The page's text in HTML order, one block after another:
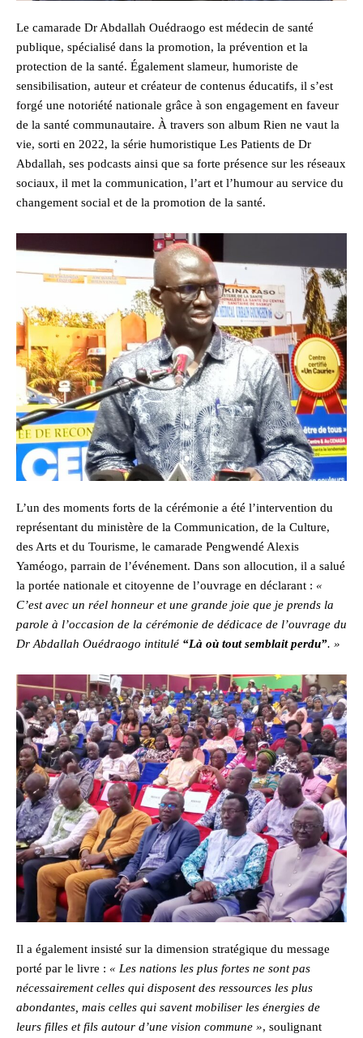
Le camarade Dr Abdallah Ouédraogo est médecin de santé
publique, spécialisé dans la promotion, la prévention et la
protection de la santé. Également slameur, humoriste de
sensibilisation, auteur et créateur de contenus éducatifs, il s’est
forgé une notoriété nationale grâce à son engagement en faveur
de la santé communautaire. À travers son album Rien ne vaut la
vie, sorti en 2022, la série humoristique Les Patients de Dr
Abdallah, ses podcasts ainsi que sa forte présence sur les réseaux
sociaux, il met la communication, l’art et l’humour au service du
changement social et de la promotion de la santé.
L’un des moments forts de la cérémonie a été l’intervention du
représentant du ministère de la Communication, de la Culture,
des Arts et du Tourisme, le camarade Pengwendé Alexis
Yaméogo, parrain de l’événement. Dans son allocution, il a salué
la portée nationale et citoyenne de l’ouvrage en déclarant : «
C’est avec un réel honneur et une grande joie que je prends la
parole à l’occasion de la cérémonie de dédicace de l’ouvrage du
Dr Abdallah Ouédraogo intitulé “Là où tout semblait perdu”. »
Il a également insisté sur la dimension stratégique du message
porté par le livre : « Les nations les plus fortes ne sont pas
nécessairement celles qui disposent des ressources les plus
abondantes, mais celles qui savent mobiliser les énergies de
leurs filles et fils autour d’une vision commune », soulignant